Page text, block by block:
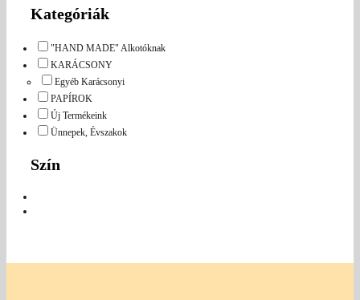
Kategóriák
"HAND MADE" Alkotóknak
KARÁCSONY
Egyéb Karácsonyi
PAPÍROK
Új Termékeink
Ünnepek, Évszakok
Szín